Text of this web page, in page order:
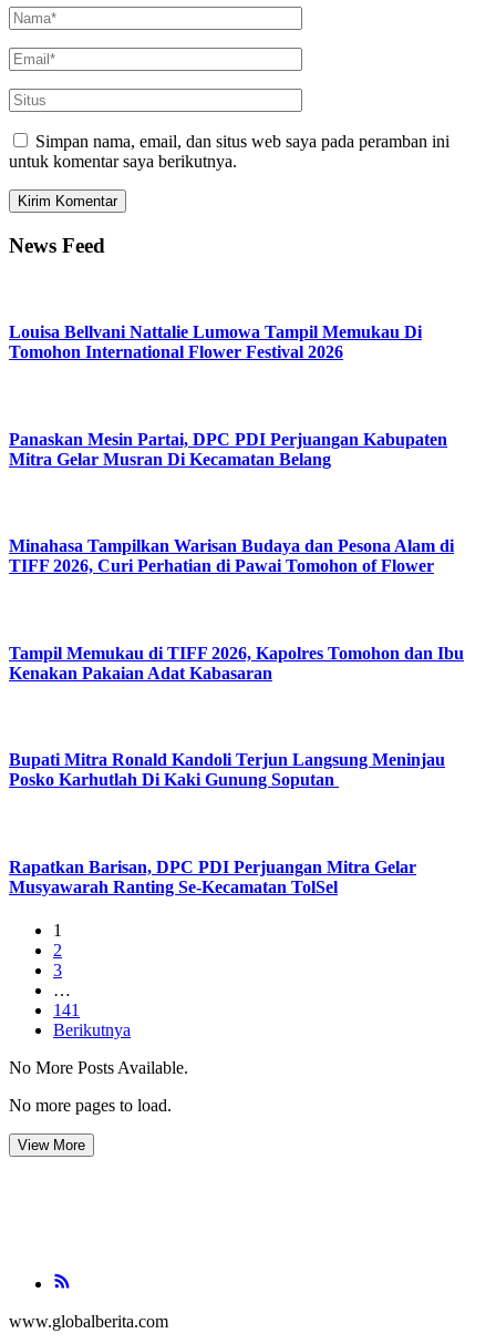
Simpan nama, email, dan situs web saya pada peramban ini
untuk komentar saya berikutnya.
News Feed
Louisa Bellvani Nattalie Lumowa Tampil Memukau Di
Tomohon International Flower Festival 2026
Panaskan Mesin Partai, DPC PDI Perjuangan Kabupaten
Mitra Gelar Musran Di Kecamatan Belang
Minahasa Tampilkan Warisan Budaya dan Pesona Alam di
TIFF 2026, Curi Perhatian di Pawai Tomohon of Flower
Tampil Memukau di TIFF 2026, Kapolres Tomohon dan Ibu
Kenakan Pakaian Adat Kabasaran
Bupati Mitra Ronald Kandoli Terjun Langsung Meninjau
Posko Karhutlah Di Kaki Gunung Soputan
Rapatkan Barisan, DPC PDI Perjuangan Mitra Gelar
Musyawarah Ranting Se-Kecamatan TolSel
1
2
3
…
141
Berikutnya
No More Posts Available.
No more pages to load.
View More
www.globalberita.com